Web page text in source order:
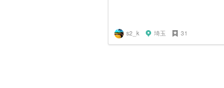
s2_k 埼玉 31